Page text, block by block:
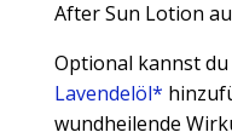
After Sun Lotion
Optional kannst
Lavendelöl*
wundheilende